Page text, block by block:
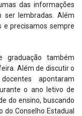
das informações
ser lembradas. Além
e precisamos sempre
graduação também
Além de discutir o
apontaram
o ano letivo de
do ensino, buscando
Conselho Estadual